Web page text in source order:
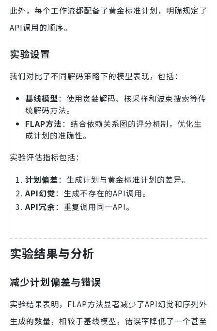
此外，每个工作流都配备了黄金标准计划，明确规定了
API调用的顺序。
实验设置
我们对比了不同解码策略下的模型表现，包括：
基线模型：使用贪婪解码、核采样和波束搜索等传
统解码方法。
FLAP方法：结合依赖关系图的评分机制，优化生
成计划的准确性。
实验评估指标包括：
计划偏差：生成计划与黄金标准计划的差异。
API幻觉：生成不存在的API调用。
API冗余：重复调用同一API。
实验结果与分析
减少计划偏差与错误
实验结果表明，FLAP方法显著减少了API幻觉和序列外
生成的数量，相较于基线模型，错误率降低了一个甚至